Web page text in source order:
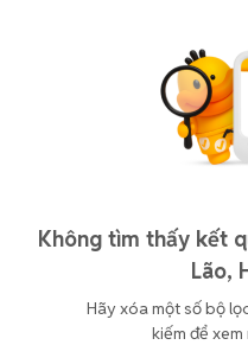
Không tìm thấy kết
Lão,
Hãy xóa một số bộ
kiếm để